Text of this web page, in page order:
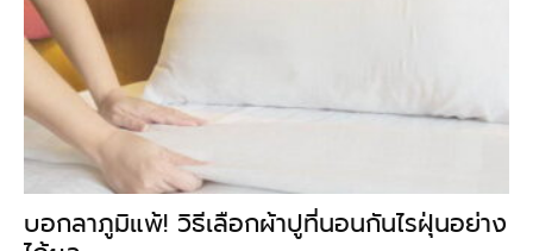
บอกลาภูมิแพ้! วิธีเลือกผ้าปูที่นอนกันไรฝุ่นอย่าง